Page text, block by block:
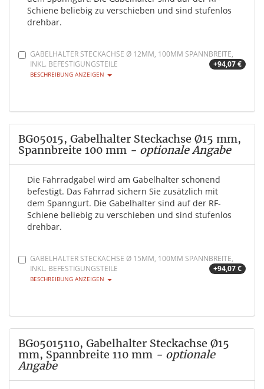
Schiene beliebig zu verschieben und sind stufenlos
drehbar.
GABELHALTER STECKACHSE Ø 12MM, 100MM SPANNBREITE,
INKL. BEFESTIGUNGSTEILE
+94,07 €
BESCHREIBUNG ANZEIGEN
BG05015, Gabelhalter Steckachse Ø15 mm,
Spannbreite 100 mm - optionale Angabe
Die Fahrradgabel wird am Gabelhalter schonend
befestigt. Das Fahrrad sichern Sie zusätzlich mit
dem Spanngurt. Die Gabelhalter sind auf der RF-
Schiene beliebig zu verschieben und sind stufenlos
drehbar.
GABELHALTER STECKACHSE Ø 15MM, 100MM SPANNBREITE,
INKL. BEFESTIGUNGSTEILE
+94,07 €
BESCHREIBUNG ANZEIGEN
BG05015110, Gabelhalter Steckachse Ø15
mm, Spannbreite 110 mm - optionale
Angabe